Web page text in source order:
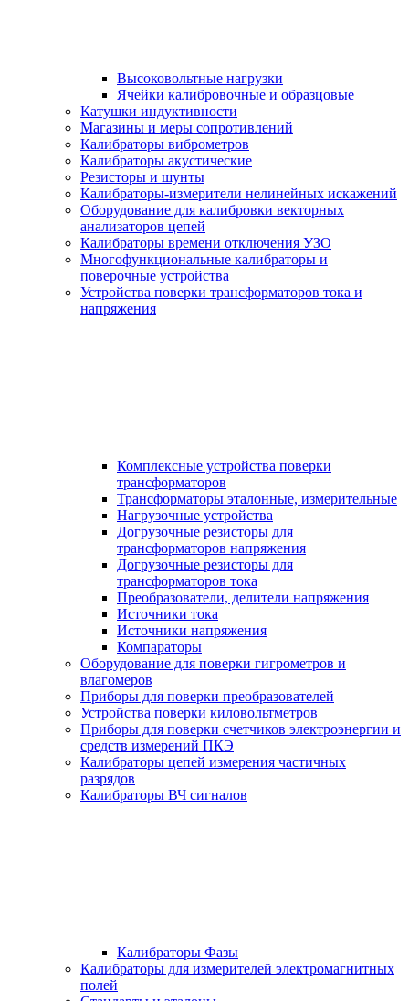
Высоковольтные нагрузки
Ячейки калибровочные и образцовые
Катушки индуктивности
Магазины и меры сопротивлений
Калибраторы виброметров
Калибраторы акустические
Резисторы и шунты
Калибраторы-измерители нелинейных искажений
Оборудование для калибровки векторных
анализаторов цепей
Калибраторы времени отключения УЗО
Многофункциональные калибраторы и
поверочные устройства
Устройства поверки трансформаторов тока и
напряжения
Комплексные устройства поверки
трансформаторов
Трансформаторы эталонные, измерительные
Нагрузочные устройства
Догрузочные резисторы для
трансформаторов напряжения
Догрузочные резисторы для
трансформаторов тока
Преобразователи, делители напряжения
Источники тока
Источники напряжения
Компараторы
Оборудование для поверки гигрометров и
влагомеров
Приборы для поверки преобразователей
Устройства поверки киловольтметров
Приборы для поверки счетчиков электроэнергии и
средств измерений ПКЭ
Калибраторы цепей измерения частичных
разрядов
Калибраторы ВЧ сигналов
Калибраторы Фазы
Калибраторы для измерителей электромагнитных
полей